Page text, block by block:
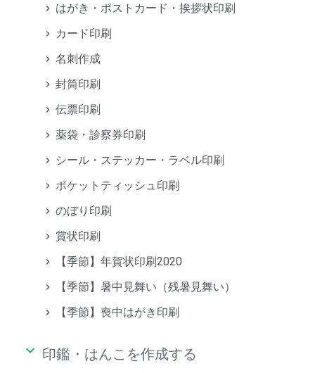
はがき・ポストカード・挨拶状印刷
カード印刷
名刺作成
封筒印刷
伝票印刷
薬袋・診察券印刷
シール・ステッカー・ラベル印刷
ポケットティッシュ印刷
のぼり印刷
賞状印刷
【季節】年賀状印刷2020
【季節】暑中見舞い（残暑見舞い）
【季節】喪中はがき印刷
keyboard_arrow_down 印鑑・はんこを作成する